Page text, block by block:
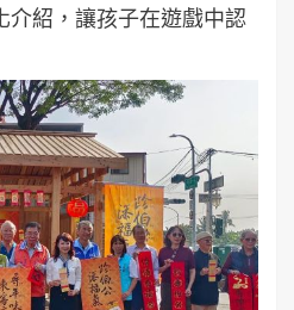
介紹，讓孩子在遊戲中認